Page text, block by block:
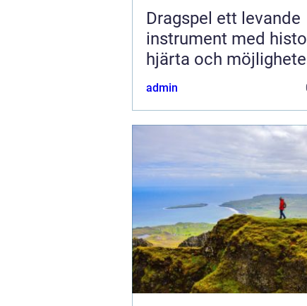
Dragspel ett levande
instrument med
hjärta och
admin